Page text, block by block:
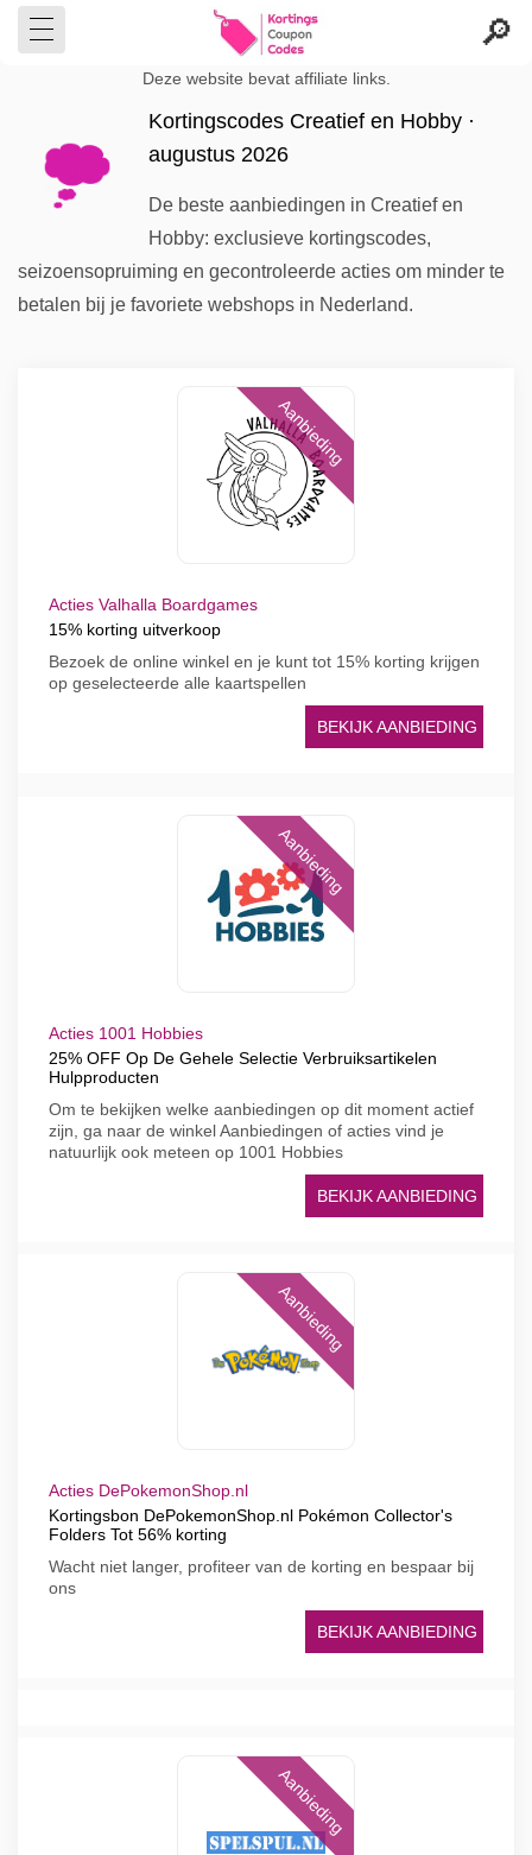
Deze website bevat affiliate links.
Kortingscodes Creatief en Hobby ·
augustus 2026
De beste aanbiedingen in Creatief en
Hobby: exclusieve kortingscodes,
seizoensopruiming en gecontroleerde acties om minder te
betalen bij je favoriete webshops in Nederland.
Aanbieding
Acties Valhalla Boardgames
15% korting uitverkoop
Bezoek de online winkel en je kunt tot 15% korting krijgen
op geselecteerde alle kaartspellen
BEKIJK AANBIEDING
Aanbieding
Acties 1001 Hobbies
25% OFF Op De Gehele Selectie Verbruiksartikelen
Hulpproducten
Om te bekijken welke aanbiedingen op dit moment actief
zijn, ga naar de winkel Aanbiedingen of acties vind je
natuurlijk ook meteen op 1001 Hobbies
BEKIJK AANBIEDING
Aanbieding
Acties DePokemonShop.nl
Kortingsbon DePokemonShop.nl Pokémon Collector's
Folders Tot 56% korting
Wacht niet langer, profiteer van de korting en bespaar bij
ons
BEKIJK AANBIEDING
Aanbieding